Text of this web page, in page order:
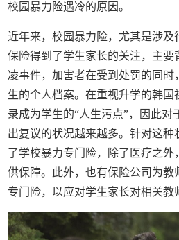
校园暴力险遇冷的原因。
近年来，校园暴力险，尤其是涉及
保险得到了学生家长的关注，主要
凌事件，加害者在受到处罚的同
生的个人档案。在重视升学的韩
录成为学生的“人生污点”，因此对
出复议的状况越来越多。针对这种
了学校暴力专门险，除了医疗之外
供保障。此外，也有保险公司为教
专门险，以应对学生家长对相关教